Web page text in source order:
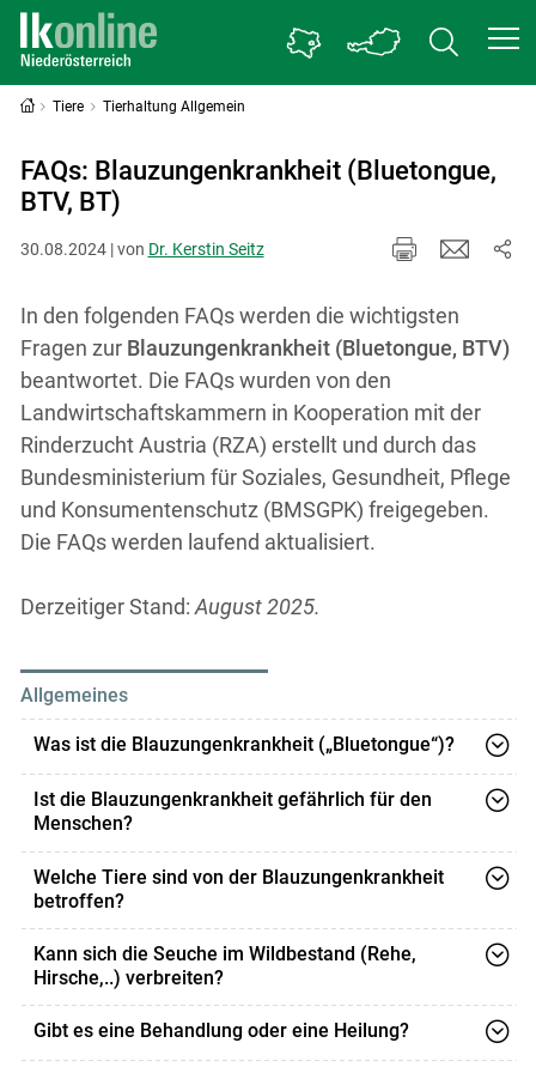
Tiere Tierhaltung Allgemein
FAQs: Blauzungenkrankheit (Bluetongue,
BTV, BT)
30.08.2024 | von Dr. Kerstin Seitz
In den folgenden FAQs werden die wichtigsten
Fragen zur Blauzungenkrankheit (Bluetongue, BTV)
beantwortet. Die FAQs wurden von den
Landwirtschaftskammern in Kooperation mit der
Rinderzucht Austria (RZA) erstellt und durch das
Bundesministerium für Soziales, Gesundheit, Pflege
und Konsumentenschutz (BMSGPK) freigegeben.
Die FAQs werden laufend aktualisiert.
Derzeitiger Stand: August 2025.
Allgemeines
Was ist die Blauzungenkrankheit („Bluetongue“)?
Die Blauzungenkrankheit ist
eine Viruserkrankung, die fast
sind mindestens 24
"Untergruppen" - sogenannte Serotypen - des Virus
bekannt, die jeweils unterschiedlich starke Symptome
verursachen können. Der aktuelle Ausbruch in Europa
wird durch den Serotyp 3 (BTV-3) hervorgerufen, der
schwerwiegende Symptome verursachen kann.
Betroffene Tierarten sind Rinder, Schafe, Ziegen,
Ist die Blauzungenkrankheit gefährlich für den
Menschen?
Nein. Der Mensch kann grundsätzlich nicht infiziert
werden.
Welche Tiere sind von der Blauzungenkrankheit
betroffen?
Betroffene Tierarten sind Rinder, Schafe, Ziegen,
Kamelartige (z.B. Lamas oder Alpakas) und
Wildwiederkäuer (z.B. Rehe).
Kann sich die Seuche im Wildbestand (Rehe,
Hirsche,..) verbreiten?
Ja, denn auch Wildwiederkäuer sind empfänglich für
das Virus und können sich infizieren und erkranken.
Gibt es eine Behandlung oder eine Heilung?